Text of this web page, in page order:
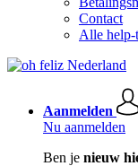
Contact
Alle help-
Aanmelden
Nu aanmelden
Ben je nieuw